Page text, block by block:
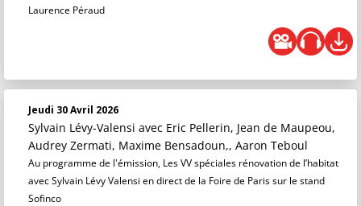
Laurence Péraud
Jeudi 30 Avril 2026
Sylvain Lévy-Valensi avec Eric Pellerin, Jean de Maupeou,
Audrey Zermati, Maxime Bensadoun,, Aaron Teboul
Au programme de l'émission, Les VV spéciales rénovation de l’habitat
avec Sylvain Lévy Valensi en direct de la Foire de Paris sur le stand
Sofinco